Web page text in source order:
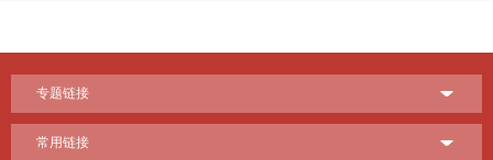
专题链接
常用链接